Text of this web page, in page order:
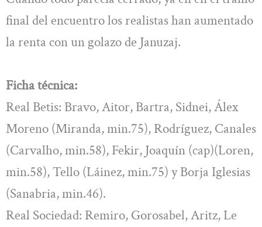
final del encuentro los realistas han aumentado
la renta con un golazo de Januzaj.
Ficha técnica:
Real Betis: Bravo, Aitor, Bartra, Sidnei, Álex
Moreno (Miranda, min.75), Rodríguez, Canales
(Carvalho, min.58), Fekir, Joaquín (cap)(Loren,
min.58), Tello (Láinez, min.75) y Borja Iglesias
(Sanabria, min.46).
Real Sociedad: Remiro, Gorosabel, Aritz, Le